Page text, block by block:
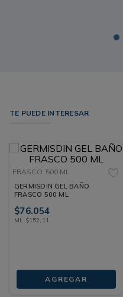
TE PUEDE INTERESAR
FRASCO 500 ML
GERMISDIN GEL BAÑO
FRASCO 500 ML
$76.054
ML $152, 11
AGREGAR